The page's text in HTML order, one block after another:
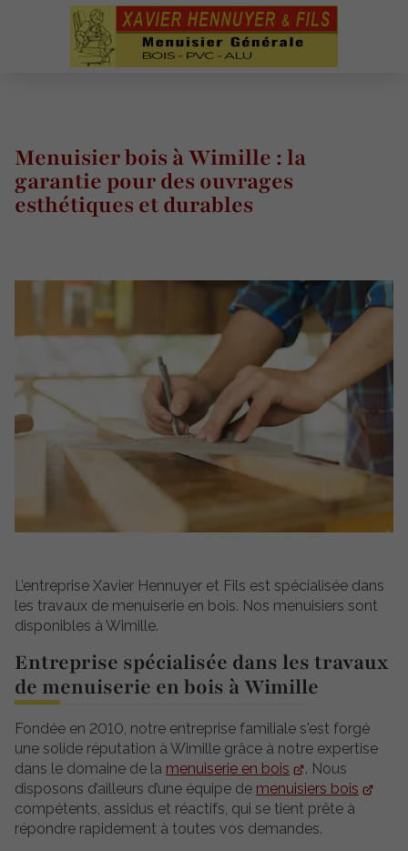
Menuisier bois à Wimille : la
garantie pour des ouvrages
esthétiques et durables
L’entreprise Xavier Hennuyer et Fils est spécialisée dans
les travaux de menuiserie en bois. Nos menuisiers sont
disponibles à Wimille.
Entreprise spécialisée dans les travaux
de menuiserie en bois à Wimille
Fondée en 2010, notre entreprise familiale s'est forgé
une solide réputation à Wimille grâce à notre expertise
dans le domaine de la menuiserie en bois
. Nous
disposons d’ailleurs d’une équipe de menuisiers bois
compétents, assidus et réactifs, qui se tient prête à
répondre rapidement à toutes vos demandes.